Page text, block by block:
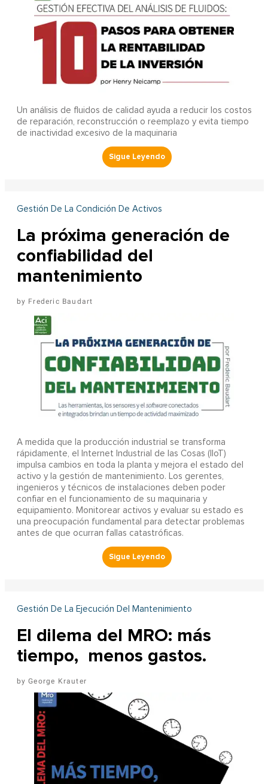
Un análisis de fluidos de calidad ayuda a reducir los costos
de reparación, reconstrucción o reemplazo y evita tiempo
de inactividad excesivo de la maquinaria
Gestión De La Condición De Activos
La próxima generación de
confiabilidad del
mantenimiento
Frederic Baudart
A medida que la producción industrial se transforma
rápidamente, el Internet Industrial de las Cosas (IIoT)
impulsa cambios en toda la planta y mejora el estado del
activo y la gestión de mantenimiento. Los gerentes,
ingenieros y técnicos de instalaciones deben poder
confiar en el funcionamiento de su maquinaria y
equipamiento. Monitorear activos y evaluar su estado es
una preocupación fundamental para detectar problemas
antes de que ocurran fallas catastróficas.
Gestión De La Ejecución Del Mantenimiento
El dilema del MRO: más
tiempo, menos gastos.
George Krauter